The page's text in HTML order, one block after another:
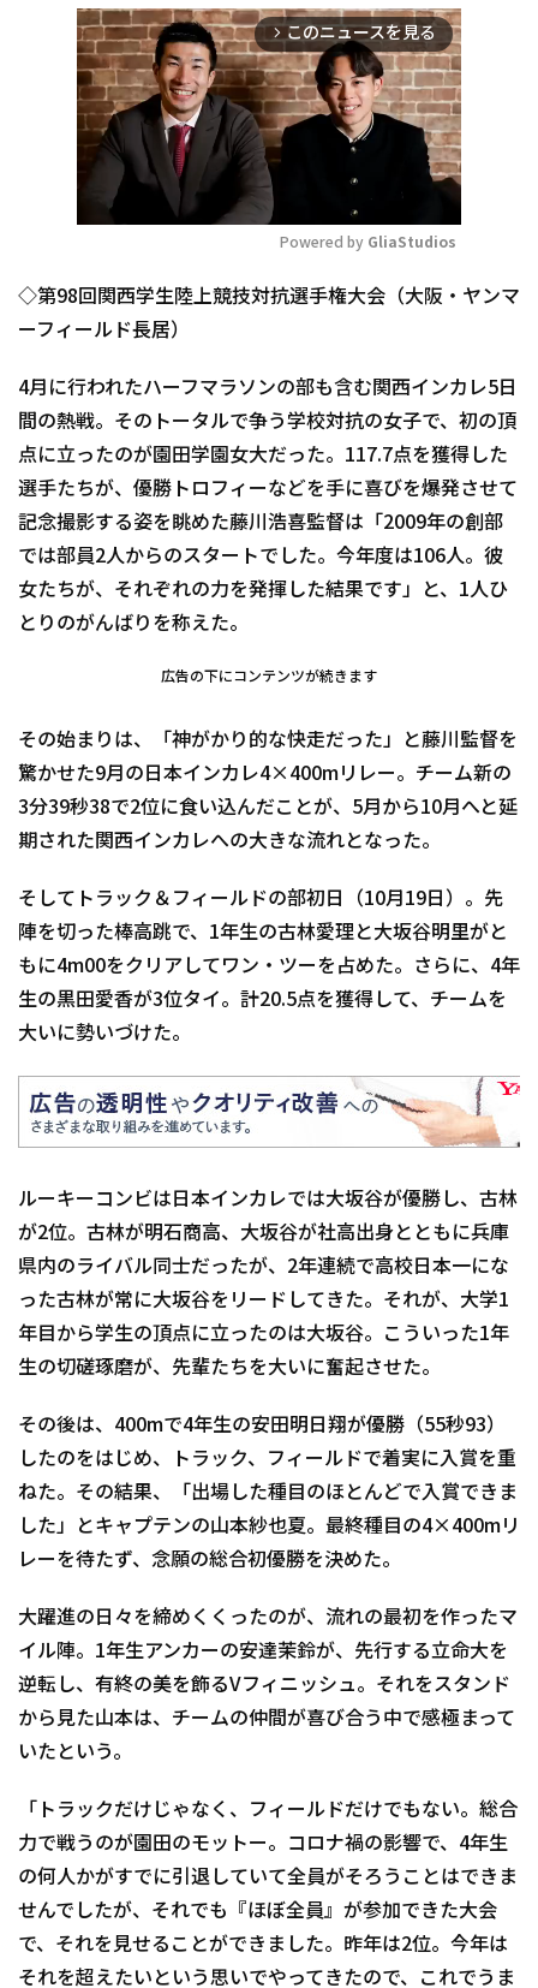
arrow_forward_ios このニュースを見る
Mute
Powered by GliaStudios
◇第98回関西学生陸上競技対抗選手権大会（大阪・ヤンマ
ーフィールド長居）
4月に行われたハーフマラソンの部も含む関西インカレ5日
間の熱戦。そのトータルで争う学校対抗の女子で、初の頂
点に立ったのが園田学園女大だった。117.7点を獲得した
選手たちが、優勝トロフィーなどを手に喜びを爆発させて
記念撮影する姿を眺めた藤川浩喜監督は「2009年の創部
では部員2人からのスタートでした。今年度は106人。彼
女たちが、それぞれの力を発揮した結果です」と、1人ひ
とりのがんばりを称えた。
広告の下にコンテンツが続きます
その始まりは、「神がかり的な快走だった」と藤川監督を
驚かせた9月の日本インカレ4×400mリレー。チーム新の
3分39秒38で2位に食い込んだことが、5月から10月へと延
期された関西インカレへの大きな流れとなった。
そしてトラック＆フィールドの部初日（10月19日）。先
陣を切った棒高跳で、1年生の古林愛理と大坂谷明里がと
もに4m00をクリアしてワン・ツーを占めた。さらに、4年
生の黒田愛香が3位タイ。計20.5点を獲得して、チームを
大いに勢いづけた。
ルーキーコンビは日本インカレでは大坂谷が優勝し、古林
が2位。古林が明石商高、大坂谷が社高出身とともに兵庫
県内のライバル同士だったが、2年連続で高校日本一にな
った古林が常に大坂谷をリードしてきた。それが、大学1
年目から学生の頂点に立ったのは大坂谷。こういった1年
生の切磋琢磨が、先輩たちを大いに奮起させた。
その後は、400mで4年生の安田明日翔が優勝（55秒93）
したのをはじめ、トラック、フィールドで着実に入賞を重
ねた。その結果、「出場した種目のほとんどで入賞できま
した」とキャプテンの山本紗也夏。最終種目の4×400mリ
レーを待たず、念願の総合初優勝を決めた。
大躍進の日々を締めくくったのが、流れの最初を作ったマ
イル陣。1年生アンカーの安達茉鈴が、先行する立命大を
逆転し、有終の美を飾るVフィニッシュ。それをスタンド
から見た山本は、チームの仲間が喜び合う中で感極まって
いたという。
「トラックだけじゃなく、フィールドだけでもない。総合
力で戦うのが園田のモットー。コロナ禍の影響で、4年生
の何人かがすでに引退していて全員がそろうことはできま
せんでしたが、それでも『ほぼ全員』が参加できた大会
で、それを見せることができました。昨年は2位。今年は
それを超えたいという思いでやってきたので、これでうま